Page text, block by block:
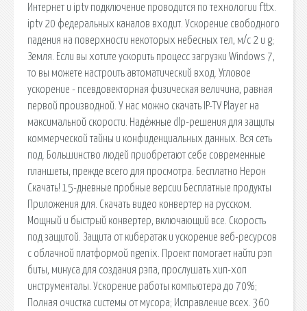
Интернет и iptv подключение проводится по технологии fttx.
iptv 20 федеральных каналов входит. Ускорение свободного
падения на поверхности некоторых небесных тел, м/с 2 и g;
Земля. Если вы хотите ускорить процесс загрузки Windows 7,
то вы можете настроить автоматический вход. Угловое
ускорение - псевдовекторная физическая величина, равная
первой производной. У нас можно скачать IP-TV Player на
максимальной скорости. Надёжные dlp-решения для защиты
коммерческой тайны и конфиденциальных данных. Вся сеть
под. Большинство людей приобретают себе современные
планшеты, прежде всего для просмотра. Бесплатно Нерон
Скачать! 15-дневные пробные версии Бесплатные продукты
Приложения для. Скачать видео конвертер на русском.
Мощный и быстрый конвертер, включающий все. Скорость
под защитой. Защита от кибератак и ускорение веб-ресурсов
с облачной платформой ngenix. Проект помогает найти рэп
биты, минуса для создания рэпа, прослушать хип-хоп
инструменталы. Ускорение работы компьютера до 70%;
Полная очистка системы от мусора; Исправление всех. 360